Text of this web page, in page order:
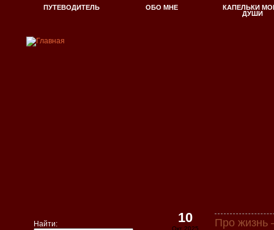
ПУТЕВОДИТЕЛЬ ОБО МНЕ
КАПЕЛЬКИ
ДУШИ
Про
10
Окт 2025
Найти: